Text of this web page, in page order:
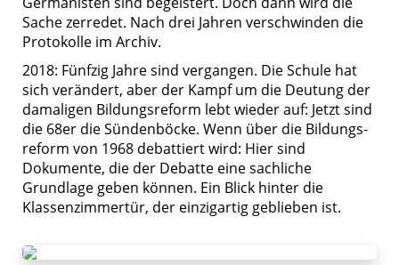
Sache zerredet. Nach drei Jahren verschwinden die
Proto­kolle im Archiv.
2018: Fünfzig Jahre sind vergangen. Die Schule hat
sich verändert, aber der Kampf um die Deutung der
damaligen Bildungsreform lebt wieder auf: Jetzt sind
die 68er die Sündenböcke. Wenn über die Bildungs­
reform von 1968 debattiert wird: Hier sind
Dokumente, die der Debatte eine sachliche
Grundlage geben kön­nen. Ein Blick hinter die
Klassenzimmertür, der einzigartig geblieben ist.